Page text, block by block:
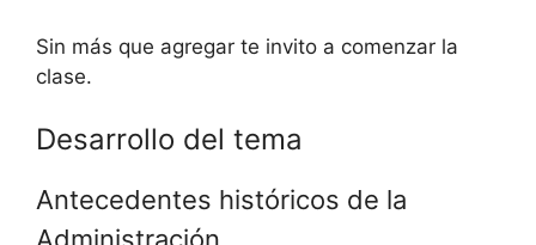
Sin más que agregar te invito a comenzar la
clase.
Desarrollo del tema
Antecedentes históricos de la
Administración